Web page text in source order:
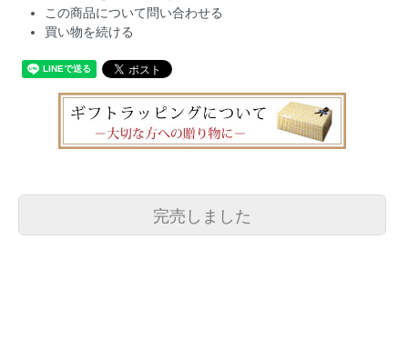
この商品について問い合わせる
買い物を続ける
完売しました